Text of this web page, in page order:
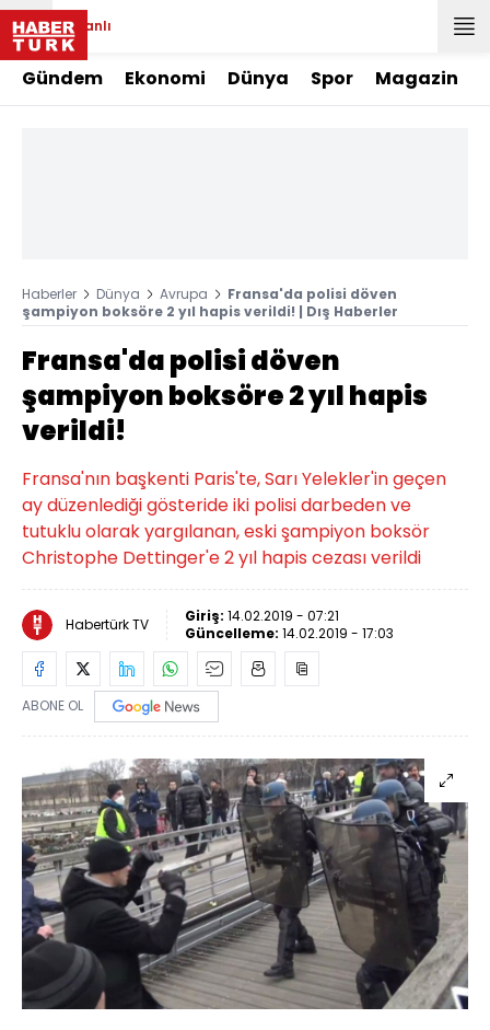
Canlı
Gündem Ekonomi Dünya Spor Magazin
Haberler Dünya Avrupa
Fransa'da polisi döven
şampiyon boksöre 2 yıl hapis verildi! | Dış Haberler
Fransa'da polisi döven
şampiyon boksöre 2 yıl hapis
verildi!
Fransa'nın başkenti Paris'te, Sarı Yelekler'in geçen
ay düzenlediği gösteride iki polisi darbeden ve
tutuklu olarak yargılanan, eski şampiyon boksör
Christophe Dettinger'e 2 yıl hapis cezası verildi
Habertürk TV Giriş: 14.02.2019 - 07:21
Güncelleme: 14.02.2019 - 17:03
ABONE OL